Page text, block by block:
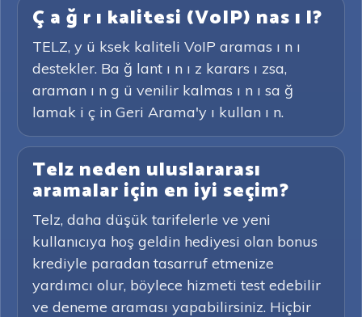
Ç a ğ r ı kalitesi (VoIP) nas ı l?
TELZ, y ü ksek kaliteli VoIP aramas ı n ı
destekler. Ba ğ lant ı n ı z karars ı zsa,
araman ı n g ü venilir kalmas ı n ı sa ğ
lamak i ç in Geri Arama'y ı kullan ı n.
Telz neden uluslararası
aramalar için en iyi seçim?
Telz, daha düşük tarifelerle ve yeni
kullanıcıya hoş geldin hediyesi olan bonus
krediyle paradan tasarruf etmenize
yardımcı olur, böylece hizmeti test edebilir
ve deneme araması yapabilirsiniz. Hiçbir